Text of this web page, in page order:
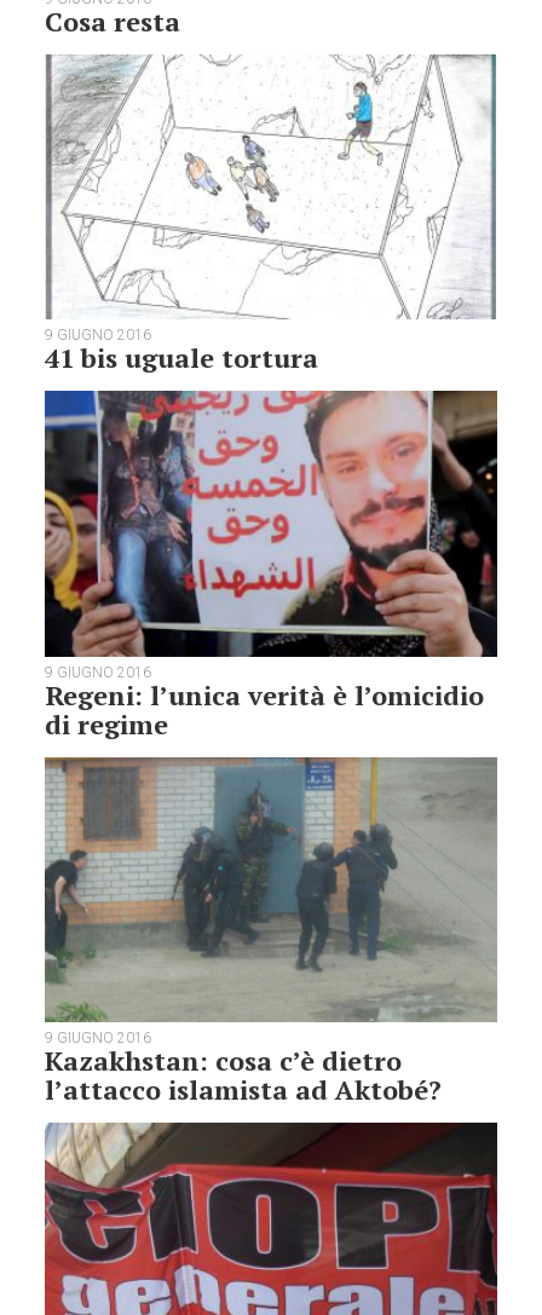
Cosa resta
9 GIUGNO 2016
41 bis uguale tortura
9 GIUGNO 2016
Regeni: l’unica verità è l’omicidio
di regime
9 GIUGNO 2016
Kazakhstan: cosa c’è dietro
l’attacco islamista ad Aktobé?